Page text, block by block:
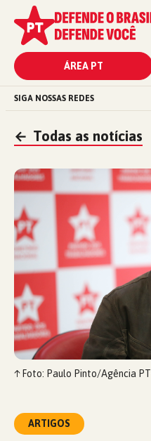
ÁREA PT
SIGA NOSSAS REDES
← Todas as notícias
ARTIGOS
↑Foto: Paulo Pinto/Agência PT